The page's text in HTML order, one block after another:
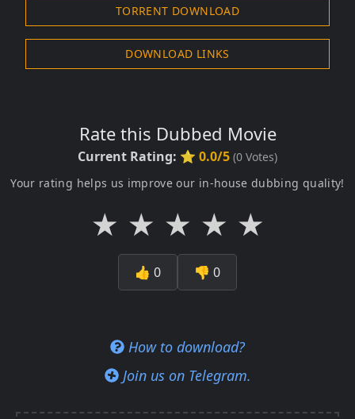
TORRENT DOWNLOAD
DOWNLOAD LINKS
Rate this Dubbed Movie
Current Rating: ⭐ 0.0/5 (0 Votes)
Your rating helps us improve our in-house dubbing quality!
★ ★ ★ ★ ★
👍 0 👎 0
How to download?
Join us on Telegram.